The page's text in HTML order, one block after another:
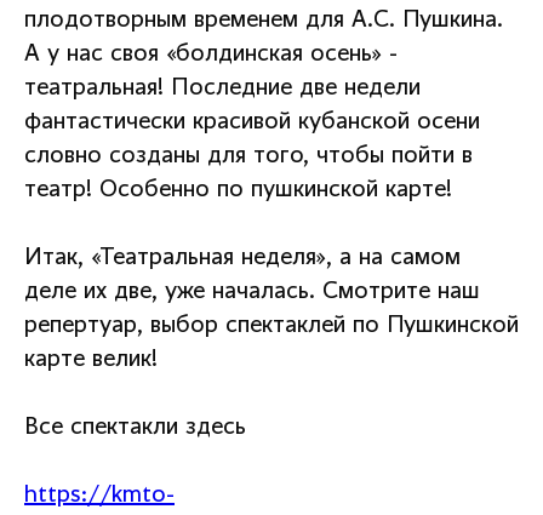
плодотворным временем для А.С. Пушкина.
А у нас своя «болдинская осень» -
театральная! Последние две недели
фантастически красивой кубанской осени
словно созданы для того, чтобы пойти в
театр! Особенно по пушкинской карте!
Итак, «Театральная неделя», а на самом
деле их две, уже началась. Смотрите наш
репертуар, выбор спектаклей по Пушкинской
карте велик!
Все спектакли здесь
https://kmto-